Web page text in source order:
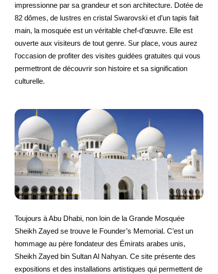
impressionne par sa grandeur et son architecture. Dotée de
82 dômes, de lustres en cristal Swarovski et d’un tapis fait
main, la mosquée est un véritable chef-d’œuvre. Elle est
ouverte aux visiteurs de tout genre. Sur place, vous aurez
l’occasion de profiter des visites guidées gratuites qui vous
permettront de découvrir son histoire et sa signification
culturelle.
Toujours à Abu Dhabi, non loin de la Grande Mosquée
Sheikh Zayed se trouve le Founder’s Memorial. C’est un
hommage au père fondateur des Émirats arabes unis,
Sheikh Zayed bin Sultan Al Nahyan. Ce site présente des
expositions et des installations artistiques qui permettent de